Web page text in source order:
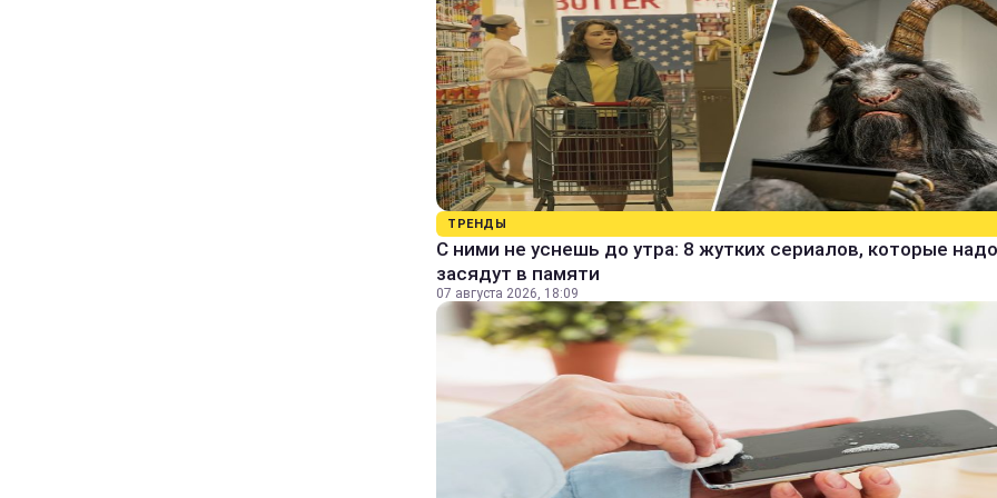
ТРЕНДЫ
С ними не уснешь до утра: 8 жутких сериалов, которые
засядут в памяти
07 августа 2026, 18:09